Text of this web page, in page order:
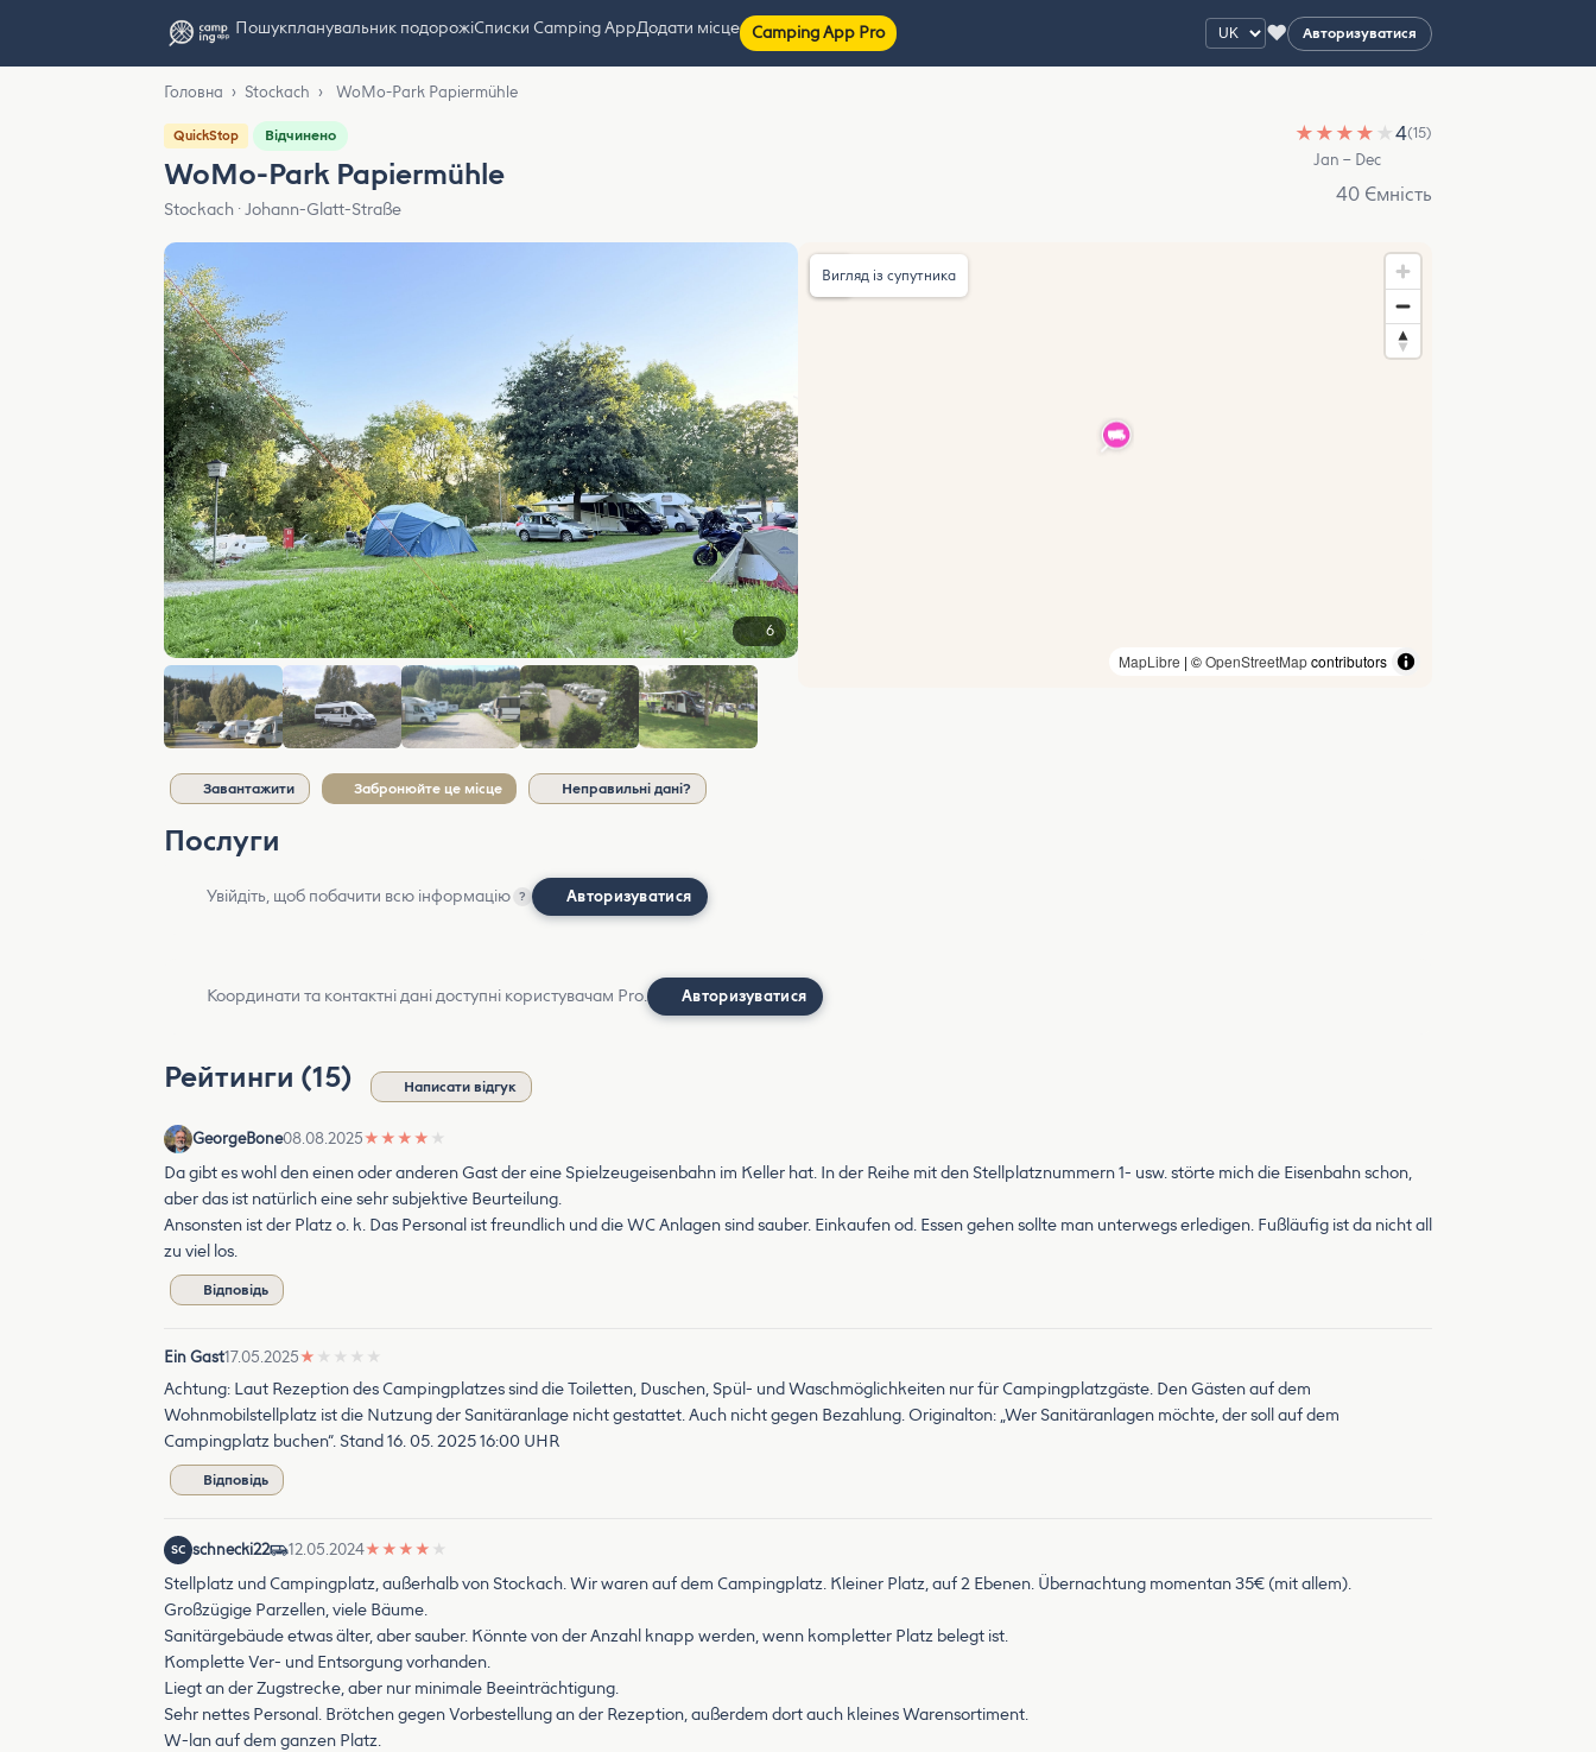
Пошукпланувальник подорожіСписки Camping AppДодати місце Camping App Pro ♥ Авторизуватися
Головна › Stockach › WoMo-Park Papiermühle
QuickStop Відчинено
WoMo-Park Papiermühle
Stockach · Johann-Glatt-Straße
★ ★ ★ ★ ★4(15)
Jan – Dec
40 Ємність
6
MapLibre | ©OpenStreetMapcontributors
Вигляд із супутника
Завантажити Забронюйте це місце Неправильні дані?
Послуги
Увійдіть, щоб побачити всю інформацію ? Авторизуватися
Координати та контактні дані доступні користувачам Pro. Авторизуватися
Рейтинги (15) Написати відгук
GeorgeBone08.08.2025★ ★ ★ ★ ★
Da gibt es wohl den einen oder anderen Gast der eine Spielzeugeisenbahn im Keller hat. In der Reihe mit den Stellplatznummern 1- usw. störte mich die Eisenbahn schon,
aber das ist natürlich eine sehr subjektive Beurteilung.
Ansonsten ist der Platz o. k. Das Personal ist freundlich und die WC Anlagen sind sauber. Einkaufen od. Essen gehen sollte man unterwegs erledigen. Fußläufig ist da nicht all
zu viel los.
Відповідь
Ein Gast17.05.2025★ ★ ★ ★ ★
Achtung: Laut Rezeption des Campingplatzes sind die Toiletten, Duschen, Spül- und Waschmöglichkeiten nur für Campingplatzgäste. Den Gästen auf dem
Wohnmobilstellplatz ist die Nutzung der Sanitäranlage nicht gestattet. Auch nicht gegen Bezahlung. Originalton: „Wer Sanitäranlagen möchte, der soll auf dem
Campingplatz buchen“. Stand 16. 05. 2025 16:00 UHR
Відповідь
SC schnecki22 12.05.2024★ ★ ★ ★ ★
Stellplatz und Campingplatz, außerhalb von Stockach. Wir waren auf dem Campingplatz. Kleiner Platz, auf 2 Ebenen. Übernachtung momentan 35€ (mit allem).
Großzügige Parzellen, viele Bäume.
Sanitärgebäude etwas älter, aber sauber. Könnte von der Anzahl knapp werden, wenn kompletter Platz belegt ist.
Komplette Ver- und Entsorgung vorhanden.
Liegt an der Zugstrecke, aber nur minimale Beeinträchtigung.
Sehr nettes Personal. Brötchen gegen Vorbestellung an der Rezeption, außerdem dort auch kleines Warensortiment.
W-lan auf dem ganzen Platz.